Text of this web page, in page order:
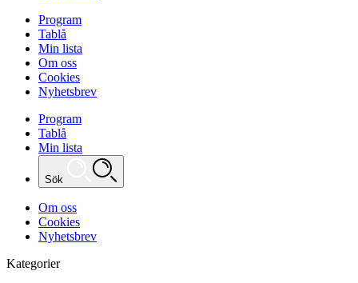
Program
Tablå
Min lista
Om oss
Cookies
Nyhetsbrev
Program
Tablå
Min lista
Sök
Om oss
Cookies
Nyhetsbrev
Kategorier